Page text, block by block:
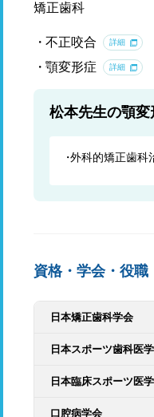
矯正歯科
不正咬合 詳細
顎変形症 詳細
松本先生の顎
外科的矯正歯科
資格・学会・役職
日本矯正歯科学会
日本スポーツ歯科医
日本臨床スポーツ医
口腔病学会